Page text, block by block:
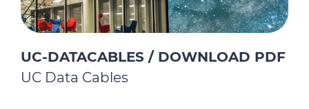
UC-DATACABLES / DOWNLOAD PDF
UC Data Cables